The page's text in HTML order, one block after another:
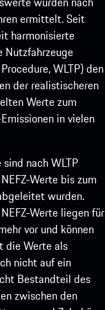
ermittelt. Seit
harmonisierte
Nutzfahrzeuge
WLTP) den
der realistischeren
Werte zum
in vielen
nach WLTP
Werte bis zum
wurden.
Werte liegen für
vor und können
die Werte als
nicht auf ein
Bestandteil des
zwischen den